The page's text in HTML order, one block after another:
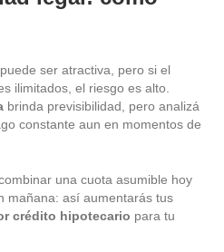
puede ser atractiva, pero si el
ilimitados, el riesgo es alto.
brinda previsibilidad, pero analizá
constante aun en momentos de
una cuota asumible hoy
mañana: así aumentarás tus
crédito hipotecario para tu